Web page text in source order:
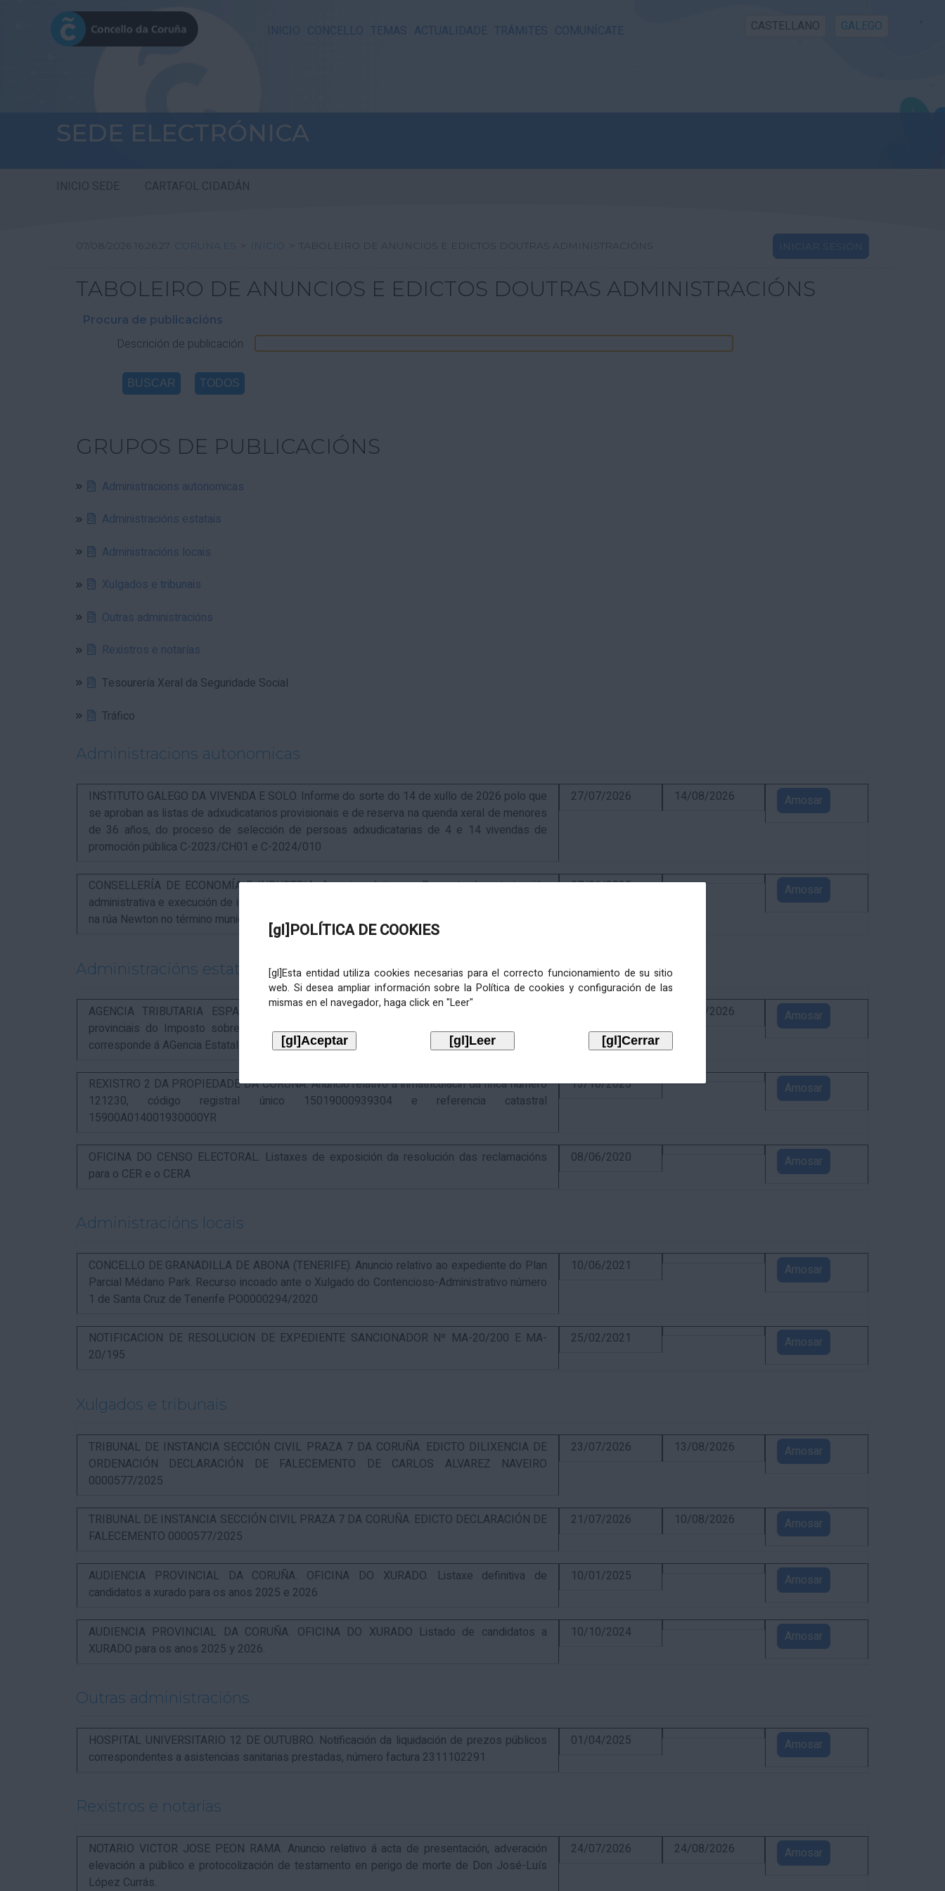
INICIO CONCELLO TEMAS ACTUALIDADE TRÁMITES COMUNÍCATE CASTELLANO GALEGO
SEDE ELECTRÓNICA
INICIO SEDE CARTAFOL CIDADÁN
[gl]POLÍTICA DE COOKIES
[gl]Esta entidad utiliza cookies necesarias para el correcto funcionamiento de su sitio
web. Si desea ampliar información sobre la Política de cookies y configuración de las
mismas en el navegador, haga click en "Leer"
07/08/2026 16:26:27 CORUNA.ES > INICIO > TABOLEIRO DE ANUNCIOS E EDICTOS DOUTRAS ADMINISTRACIÓNS INICIAR SESIÓN
TABOLEIRO DE ANUNCIOS E EDICTOS DOUTRAS ADMINISTRACIÓNS
Procura de publicacións
Descrición de publicación
GRUPOS DE PUBLICACIÓNS
Administracions autonomicas
Administracións estatais
Administracións locais
Xulgados e tribunais
Outras administracións
Rexistros e notarías
Tesourería Xeral da Seguridade Social
Tráfico
Administracions autonomicas
INSTITUTO GALEGO DA VIVENDA E SOLO. Informe do sorte do 14 de xullo de 2026 polo que
se aproban as listas de adxudicatarios provisionais e de reserva na quenda xeral de menores
de 36 años, do proceso de selección de persoas adxudicatarias de 4 e 14 vivendas de
promoción pública C-2023/CH01 e C-2024/010
27/07/2026 14/08/2026 Amosar
CONSELLERÍA DE ECONOMÍA E INDUSTRIA. Anuncio relativo ao Proxecto de autorización
administrativa e execución de instalacións para a instalación de nova ERM 16/4 Q.9000-D sita
na rúa Newton no término municipal da Coruña, exp. IN627A 2024/4-1
07/01/2025 Amosar
Administracións estatais
AGENCIA TRIBUTARIA ESPAÑOLA. Aviso relativo á recadación das cotas estatais e
provinciais do Imposto sobre Actividades Económicas de 2026, cuxa xestión recadatoria
corresponde á AGencia Estatal de Administración Tributaria.
02/09/2026 Amosar
REXISTRO 2 DA PROPIEDADE DA CORUÑA. Anuncio relativo á inmatriculacin da finca número
121230, código registral único 15019000939304 e referencia catastral
15900A014001930000YR
13/10/2025 Amosar
OFICINA DO CENSO ELECTORAL. Listaxes de exposición da resolución das reclamacións
para o CER e o CERA
08/06/2020 Amosar
Administracións locais
CONCELLO DE GRANADILLA DE ABONA (TENERIFE). Anuncio relativo ao expediente do Plan
Parcial Médano Park. Recurso incoado ante o Xulgado do Contencioso-Administrativo número
1 de Santa Cruz de Tenerife PO0000294/2020
10/06/2021 Amosar
NOTIFICACION DE RESOLUCION DE EXPEDIENTE SANCIONADOR Nº MA-20/200 E MA-
20/195
25/02/2021 Amosar
Xulgados e tribunais
TRIBUNAL DE INSTANCIA SECCIÓN CIVIL PRAZA 7 DA CORUÑA. EDICTO DILIXENCIA DE
ORDENACIÓN DECLARACIÓN DE FALECEMENTO DE CARLOS ALVAREZ NAVEIRO
0000577/2025
23/07/2026 13/08/2026 Amosar
TRIBUNAL DE INSTANCIA SECCIÓN CIVIL PRAZA 7 DA CORUÑA. EDICTO DECLARACIÓN DE
FALECEMENTO 0000577/2025
21/07/2026 10/08/2026 Amosar
AUDIENCIA PROVINCIAL DA CORUÑA. OFICINA DO XURADO. Listaxe definitiva de
candidatos a xurado para os anos 2025 e 2026
10/01/2025 Amosar
AUDIENCIA PROVINCIAL DA CORUÑA. OFICINA DO XURADO Listado de candidatos a
XURADO para os anos 2025 y 2026.
10/10/2024 Amosar
Outras administracións
HOSPITAL UNIVERSITARIO 12 DE OUTUBRO. Notificación da liquidación de prezos públicos
correspondentes a asistencias sanitarias prestadas, número factura 2311102291
01/04/2025 Amosar
Rexistros e notarías
NOTARIO VICTOR JOSE PEON RAMA. Anuncio relativo á acta de presentación, adveración
elevación a público e protocolización de testamento en perigo de morte de Don José-Luís
López Currás.
24/07/2026 24/08/2026 Amosar